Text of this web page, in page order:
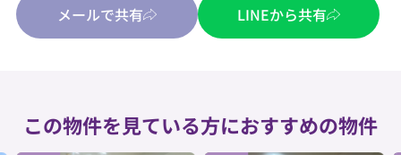
メールで共有 LINEから共有
この物件を見ている方におすすめの物件